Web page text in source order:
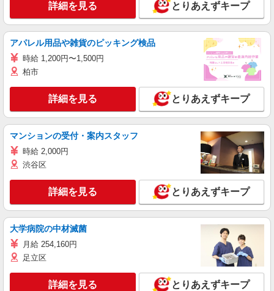
詳細を見る とりあえずキープ
アパレル用品や雑貨のピッキング検品
時給 1,200円〜1,500円
柏市
詳細を見る とりあえずキープ
マンションの受付・案内スタッフ
時給 2,000円
渋谷区
詳細を見る とりあえずキープ
大学病院の中材滅菌
月給 254,160円
足立区
詳細を見る とりあえずキープ